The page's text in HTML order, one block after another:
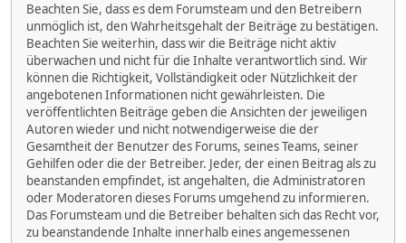
Beachten Sie, dass es dem Forumsteam und den Betreibern
unmöglich ist, den Wahrheitsgehalt der Beiträge zu bestätigen.
Beachten Sie weiterhin, dass wir die Beiträge nicht aktiv
überwachen und nicht für die Inhalte verantwortlich sind. Wir
können die Richtigkeit, Vollständigkeit oder Nützlichkeit der
angebotenen Informationen nicht gewährleisten. Die
veröffentlichten Beiträge geben die Ansichten der jeweiligen
Autoren wieder und nicht notwendigerweise die der
Gesamtheit der Benutzer des Forums, seines Teams, seiner
Gehilfen oder die der Betreiber. Jeder, der einen Beitrag als zu
beanstanden empfindet, ist angehalten, die Administratoren
oder Moderatoren dieses Forums umgehend zu informieren.
Das Forumsteam und die Betreiber behalten sich das Recht vor,
zu beanstandende Inhalte innerhalb eines angemessenen